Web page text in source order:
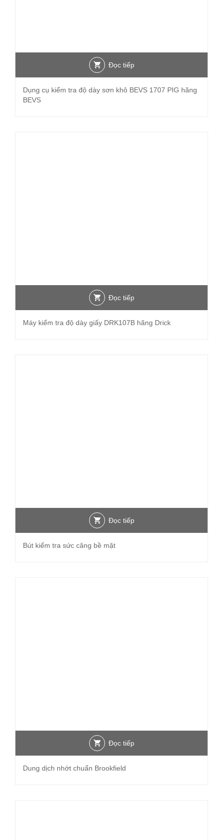
Đọc tiếp
Dụng cụ kiểm tra độ dày sơn khô BEVS 1707 PIG hãng
BEVS
Đọc tiếp
Máy kiểm tra độ dày giấy DRK107B hãng Drick
Đọc tiếp
Bút kiểm tra sức căng bề mặt
Đọc tiếp
Dung dịch nhớt chuẩn Brookfield